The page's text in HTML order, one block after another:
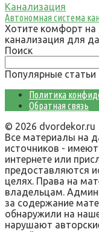
Канализация
Автономная система
Хотите комфорт на
канализация для
Поиск
Популярные статьи
Политика
Обратная связь
© 2026 dvordekor.ru
Все материалы на
источников -
интернете или
предоставляются
целях. Права на
владельцам.
за содержание
обнаружили на
нарушают